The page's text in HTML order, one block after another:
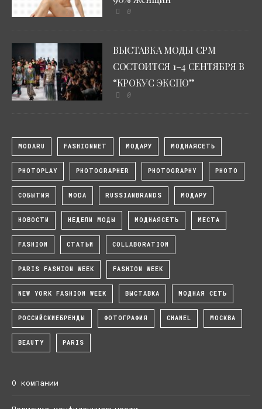
0
ВЫСТАВКА МОДЫ CPM
СОСТОИТСЯ 1–4 СЕНТЯБРЯ В
“КРОКУС ЭКСПО”
0
MODARU FASHIONNET МОДАРУ МОДНАЯСЕТЬ
PHOTOPLAY PHOTOGRAPHER PHOTOGRAPHY PHOTO
СОБЫТИЯ MODA RUSSIANBRANDS МОДАРУ
НОВОСТИ НЕДЕЛИ МОДЫ МОДНАЯСЕТЬ МЕСТА
FASHION СТАТЬИ COLLABORATION
PARIS FASHION WEEK FASHION WEEK
NEW YORK FASHION WEEK ВЫСТАВКА МОДНАЯ СЕТЬ
РОССИЙСКИЕБРЕНДЫ ФОТОГРАФИЯ CHANEL МОСКВА
BEAUTY PARIS
О компании